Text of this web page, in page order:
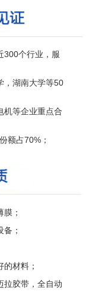
300个行业，服
，湖南大学等50
机等企业重点合
额占70%；
；
；
材料；
拉胶带，全自动